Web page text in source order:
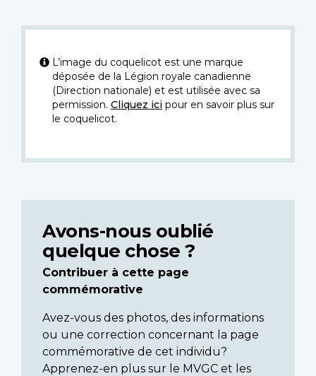
L’image du coquelicot est une marque
déposée de la Légion royale canadienne
(Direction nationale) et est utilisée avec sa
permission. Cliquez icipour en savoir plus sur
le coquelicot.
Avons-nous oublié
quelque chose ?
Contribuer à cette page
commémorative
Avez-vous des photos, des informations
ou une correction concernant la page
commémorative de cet individu?
Apprenez-en plus sur le MVGC et les